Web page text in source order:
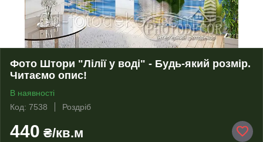
Фото Штори "Лілії у воді" - Будь-який розмір.
Читаємо опис!
В наявності
Код: 7538
Роздріб
440 ₴/кв.м